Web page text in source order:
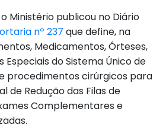
Ministério publicou no Diário
nº 237 que define, na
Medicamentos, Órteses,
Especiais do Sistema Único de
procedimentos cirúrgicos para
de Redução das Filas de
Complementares e